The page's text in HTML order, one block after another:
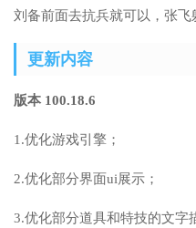
刘备前面去抗兵就可以，张飞
更新内容
版本 100.18.6
1.优化游戏引擎；
2.优化部分界面ui展示；
3.优化部分道具和特技的文字